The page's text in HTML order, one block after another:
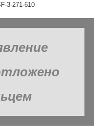
3-271-610